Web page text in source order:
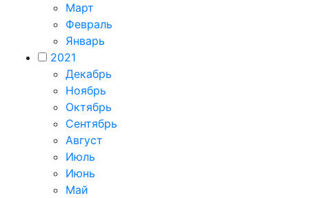
Март
Февраль
Январь
2021
Декабрь
Ноябрь
Октябрь
Сентябрь
Август
Июль
Июнь
Май